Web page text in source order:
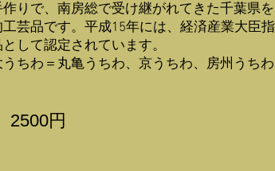
りで、南房総で受け継がれてきた千葉県を
芸品です。平成15年には、経済産業大臣指
して認定されています。
ちわ＝丸亀うちわ、京うちわ、房州うちわ
円